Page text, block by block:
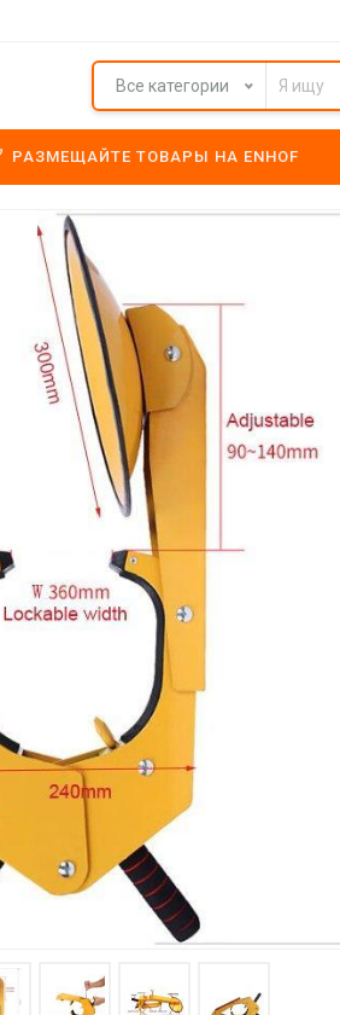
Все категории
РАЗМЕЩАЙТЕ ТОВАРЫ НА ENHOF